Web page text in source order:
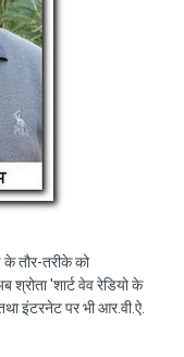
के तौर-तरीके को
'शार्ट वेव रेडियो के
इंटरनेट पर भी आर.वी.ऐ.